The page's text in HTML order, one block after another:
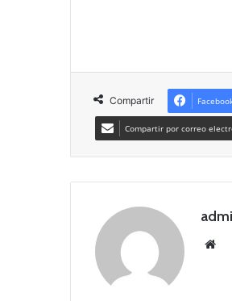
Compartir
Compartir por correo